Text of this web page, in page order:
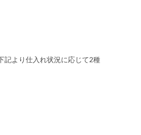
より仕入れ状況に応じて2種